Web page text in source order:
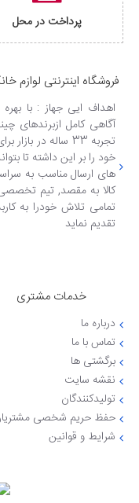
پرداخت در محل
فروشگاه اینترنتی لوازم
اهداف ایی جهاز : با
آگاهی کامل ازبرندهای
تجربه 33 ساله
خود را بر این داشته تا
های ارسال مناسب به
کالا به مقصد, تیم
تمامی تلاش خودرا به
تقدیم نماید
خدمات مشتری
درباره ما
تماس با ما
برگشتی ها
نقشه سایت
تولیدکنندگان
حفظ حریم شخصی
شرایط و قوانین